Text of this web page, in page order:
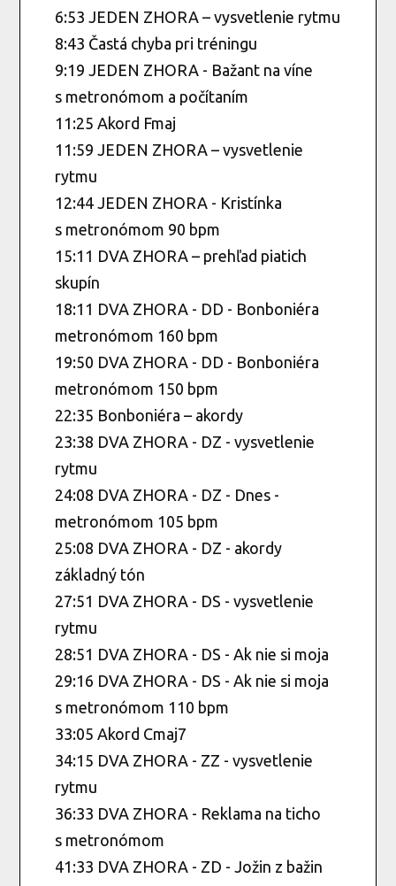
​6:53 JEDEN ZHORA – vysvetlenie rytmu
8:43 Častá chyba pri tréningu
9:19 JEDEN ZHORA - Bažant na víne
s metronómom a počítaním
11:25 Akord Fmaj
11:59 JEDEN ZHORA – vysvetlenie
rytmu
12:44 JEDEN ZHORA - Kristínka
s metronómom 90 bpm
15:11 DVA ZHORA – prehľad piatich
skupín
18:11 DVA ZHORA - DD - Bonboniéra
metronómom 160 bpm
19:50 DVA ZHORA - DD - Bonboniéra
metronómom 150 bpm
22:35 Bonboniéra – akordy
23:38 DVA ZHORA - DZ - vysvetlenie
rytmu
24:08 DVA ZHORA - DZ - Dnes -
metronómom 105 bpm
25:08 DVA ZHORA - DZ - akordy
základný tón
27:51 DVA ZHORA - DS - vysvetlenie
rytmu
28:51 DVA ZHORA - DS - Ak nie si moja
29:16 DVA ZHORA - DS - Ak nie si moja
s metronómom 110 bpm
33:05 Akord Cmaj7
34:15 DVA ZHORA - ZZ - vysvetlenie
rytmu
36:33 DVA ZHORA - Reklama na ticho
s metronómom
41:33 DVA ZHORA - ZD - Jožin z bažin